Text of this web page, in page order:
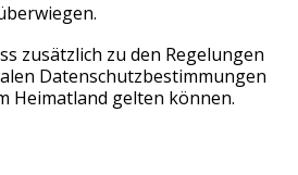
zusätzlich zu den Regelungen
Datenschutzbestimmungen
Heimatland gelten können.